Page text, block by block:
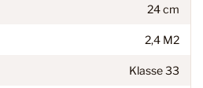
24 cm
2,4 M2
Klasse 33